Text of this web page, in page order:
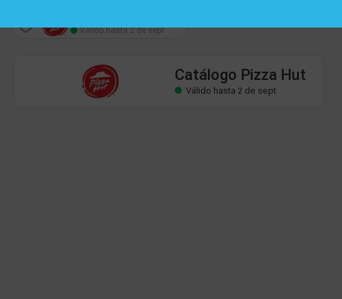
Válido hasta 2 de sept
Catálogo Pizza Hut
Válido hasta 2 de sept